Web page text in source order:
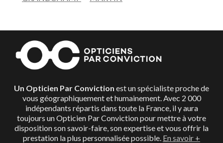
Un Opticien Par Conviction est un spécialiste proche de
vous géographiquement et humainement. Avec 2 000
indépendants répartis dans toute la France, il y aura
toujours un Opticien Par Conviction pour mettre à votre
disposition son savoir-faire, son expertise et vous offrir la
prestation la plus personnalisée possible. En savoir +